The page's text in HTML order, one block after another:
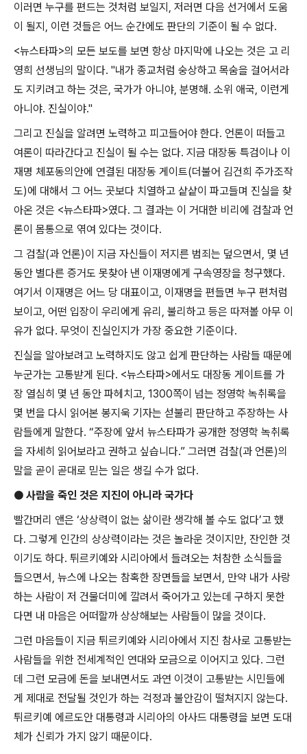
이러면 누구를 편드는 것처럼 보일지 , 저러면 다음 선거에서 도움
이 될지 , 이런 것들은 어느 순간에도 판단의 기준이 될 수 없다.
<뉴스타파>의 모든 보도를 보면 항상 마지막에 나오는 것은 고 리
영희 선생님의 말이다. "내가 종교처럼 숭상하고 목숨을 걸어서라
도 지키려고 하는 것은, 국가가 아니야, 분명해. 소위 애국, 이런게
아니야. 진실이야."
그리고 진실을 알려면 노력하고 피고들어야 한다. 언론이 떠들고
여론이 따라간다고 진실이 될 수는 없다. 지금 대장동 특검이나 이
재명 체포동의안에 연결된 대장동 게이트(더불어 김건희 주가조작
도)에 대해서 그 어느 곳보다 치열하고 샅샅이 파고들며 진실을 찾
아온 것은 <뉴스타파>였다. 그 결과는 이 거대한 비리에 검찰과 언
론이 몸통으로 엮여 있다는 것이다.
그 검찰(과 언론)이 지금 자신들이 저지른 범죄는 덮으면서, 몇 년
동안 별다른 증거도 못찾아 낸 이재명에게 구속영장을 청구했다.
여기서 이재명은 어느 당 대표이고, 이재명을 편들면 누구 편처럼
보이고, 어떤 입장이 우리에게 유리 , 불리하고 등은 따져볼 아무 이
유가 없다. 무엇이 진실인지가 가장 중요한 기준이다.
진실을 알아보려고 노력하지도 않고 쉽게 판단하는 사람들 때문에
누군가는 고통받게 된다. <뉴스타파>에서도 대장동 게이트를 가
장 열심히 몇 년 동안 파헤치고, 1300쪽이 넘는 정영학 녹취록을
몇 번을 다시 읽어본 봉지욱 기자는 섣불리 판단하고 주장하는 사
람들에게 말한다. “주장에 앞서 뉴스타파가 공개한 정영학 녹취록
을 자세히 읽어보라고 권하고 싶습니다.” 그러면 검찰(과 언론)의
말을 곧이 곧대로 믿는 일은 생길 수가 없다.
● 사람을 죽인 것은 지진이 아니라 국가다
빨간머리 앤은 ‘상상력이 없는 삶이란 생각해 볼 수도 없다’고 했
다. 그렇게 인간의 상상력이라는 것은 놀라운 것이지만, 잔인한 것
이기도 하다. 튀르키예와 시리아에서 들려오는 처참한 소식들을
들으면서, 뉴스에 나오는 참혹한 장면들을 보면서, 만약 내가 사랑
하는 사람이 저 건물더미에 깔려서 죽어가고 있는데 구하지 못한
다면 내 마음은 어떠할까 상상해보는 사람들이 많을 것이다.
그런 마음들이 지금 튀르키예와 시리아에서 지진 참사로 고통받는
사람들을 위한 전세계적인 연대와 모금으로 이어지고 있다. 그런
데 그런 모금에 돈을 보내면서도 과연 이것이 고통받는 시민들에
게 제대로 전달될 것인가 하는 걱정과 불안감이 떨쳐지지 않는다.
튀르키예 에르도안 대통령과 시리아의 아사드 대통령을 보면 도대
체가 신뢰가 가지 않기 때문이다.